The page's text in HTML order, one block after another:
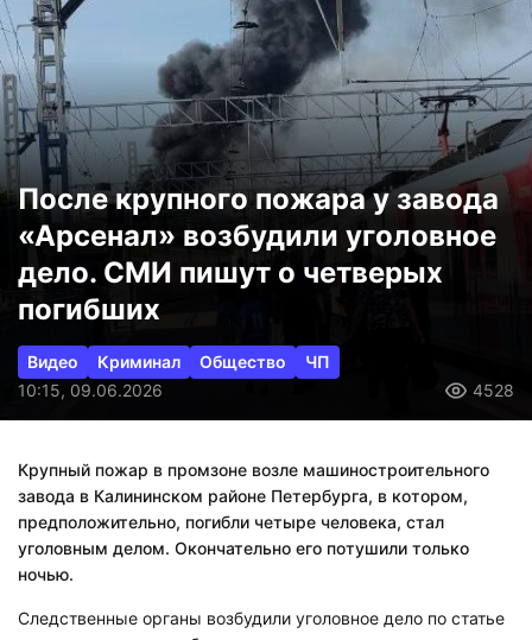
После крупного пожара у завода
«Арсенал» возбудили уголовное
дело. СМИ пишут о четверых
погибших
Видео Криминал Общество
ЧП
10:15, 09.06.2026
4528
Крупный пожар в промзоне возле машиностроительного
завода в Калининском районе Петербурга, в котором,
предположительно, погибли четыре человека, стал
уголовным делом. Окончательно его потушили только
ночью.
Следственные органы возбудили уголовное дело по статье